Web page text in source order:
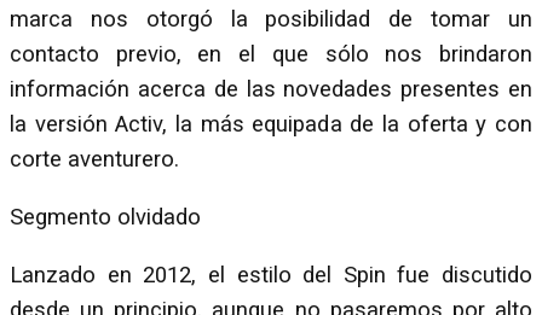
marca nos otorgó la posibilidad de tomar un
contacto previo, en el que sólo nos brindaron
información acerca de las novedades presentes en
la versión Activ, la más equipada de la oferta y con
corte aventurero.
Segmento olvidado
Lanzado en 2012, el estilo del Spin fue discutido
desde un principio, aunque no pasaremos por alto